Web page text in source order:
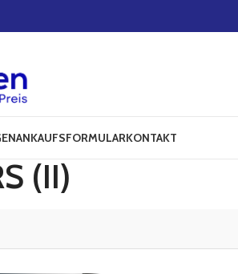
ANKAUFSFORMULARKONTAKT
(II)